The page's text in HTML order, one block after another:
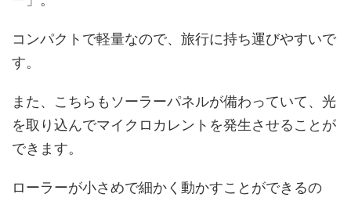
コンパクトで軽量なので、旅行に持ち運びやすいで
す。
また、こちらもソーラーパネルが備わっていて、光
を取り込んでマイクロカレントを発生させることが
できます。
ローラーが小さめで細かく動かすことができるの